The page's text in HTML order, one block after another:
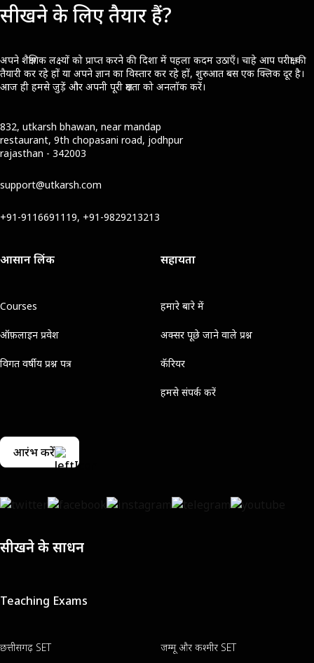
सीखने के लिए तैयार हैं?
अपने शैक्षणिक लक्ष्यों को प्राप्त करने की दिशा में पहला कदम उठाएँ। चाहे आप परीक्षा की
तैयारी कर रहे हों या अपने ज्ञान का विस्तार कर रहे हों, शुरुआत बस एक क्लिक दूर है।
आज ही हमसे जुड़ें और अपनी पूरी क्षमता को अनलॉक करें।
832, utkarsh bhawan, near mandap
restaurant, 9th chopasani road, jodhpur
rajasthan - 342003
support@utkarsh.com
+91-9116691119, +91-9829213213
आसान लिंक
Courses
ऑफ़लाइन प्रवेश
विगत वर्षीय प्रश्न पत्र
सहायता
हमारे बारे में
अक्सर पूछे जाने वाले प्रश्न
कॅरियर
हमसे संपर्क करें
आरंभ करें
सीखने के साधन
Teaching Exams
छत्तीसगढ़ SET जम्मू और कश्मीर SET